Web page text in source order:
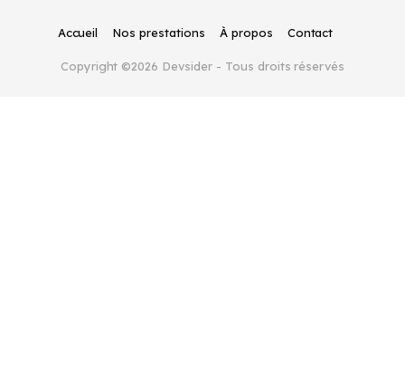
Copyright ©2026 Devsider - Tous droits réservés
Accueil Nos prestations À propos Contact